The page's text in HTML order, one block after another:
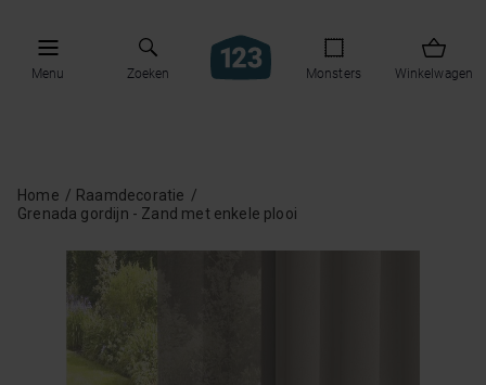
Menu Zoeken Monsters Winkelwagen
Home
Raamdecoratie
Grenada gordijn - Zand met enkele plooi